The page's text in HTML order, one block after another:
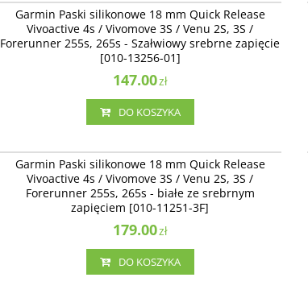
Garmin Paski silikonowe 18 mm Quick Release
Vivoactive 4s / Vivomove 3S / Venu 2S, 3S /
Forerunner 255s, 265s - Szałwiowy srebrne zapięcie
[010-13256-01]
147.00zł
DO KOSZYKA
Garmin Paski silikonowe 18 mm Quick Release
Vivoactive 4s / Vivomove 3S / Venu 2S, 3S /
Forerunner 255s, 265s - białe ze srebrnym
zapięciem [010-11251-3F]
179.00zł
DO KOSZYKA